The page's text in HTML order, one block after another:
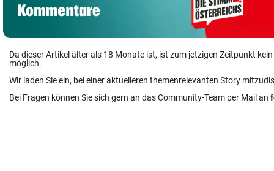
Da dieser Artikel älter als 18 Monate ist, ist zum jetzigen Zeitpunkt
möglich.
Wir laden Sie ein, bei einer aktuelleren themenrelevanten Story
Bei Fragen können Sie sich gern an das Community-Team per Mail an